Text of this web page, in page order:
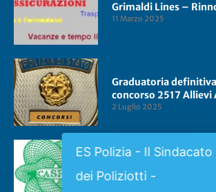
Grimaldi Lines –
11 Marzo 2025
Graduatoria
concorso 2517
2 Luglio 2025
Convenzione CASPIE
2 Gennaio 2023
ES Polizia - Il Sindacato
dei Poliziotti -